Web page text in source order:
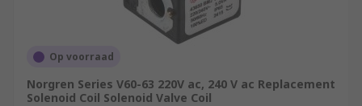
Op voorraad
Norgren Series V60-63 220V ac, 240 V ac Replacement
Solenoid Coil Solenoid Valve Coil